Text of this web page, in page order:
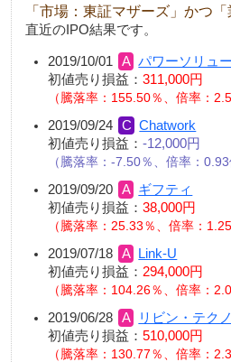
「市場：東証マザーズ」かつ
直近のIPO結果です。
2019/10/01
パワーソリュ
初値売り損益： 311,000円
騰落率：155.50％、倍率：
2019/09/24
Chatwork
初値売り損益： -12,000円
騰落率：-7.50％、倍率：
2019/09/20
ギフティ
初値売り損益： 38,000円
騰落率：25.33％、倍率：
2019/07/18
Link-U
初値売り損益： 294,000円
騰落率：104.26％、倍率：
2019/06/28
リビン・テク
初値売り損益： 510,000円
騰落率：130.77％、倍率：